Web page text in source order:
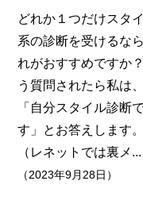
どれか１つだけスタ
系の診断を受けるな
れがおすすめですか
う質問されたら私は、
「自分スタイル診断
す」とお答えします。
（レネットでは裏メ...
（2023年9月28日）